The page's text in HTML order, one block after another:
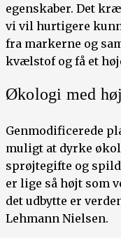
egenskaber. Det
vi vil hurtigere
fra markerne og
kvælstof og få et
Økologi med
Genmodificerede
muligt at dyrke
sprøjtegifte og
er lige så højt som
det udbytte er
Lehmann Nielsen.